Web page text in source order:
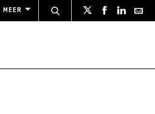
MEER